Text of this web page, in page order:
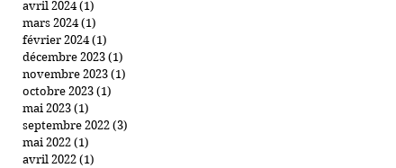
avril 2024 (1)
mars 2024 (1)
février 2024 (1)
décembre 2023 (1)
novembre 2023 (1)
octobre 2023 (1)
mai 2023 (1)
septembre 2022 (3)
mai 2022 (1)
avril 2022 (1)